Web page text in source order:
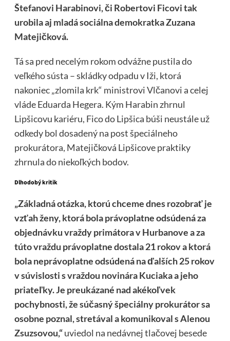
Štefanovi Harabinovi, či Robertovi Ficovi tak
urobila aj mladá sociálna demokratka Zuzana
Matejičková.
Tá sa pred necelým rokom odvážne pustila do
veľkého sústa – skládky odpadu v Iži, ktorá
nakoniec „zlomila krk“ ministrovi Vlčanovi a celej
vláde Eduarda Hegera. Kým Harabin zhrnul
Lipšicovu kariéru, Fico do Lipšica búši neustále už
odkedy bol dosadený na post špeciálneho
prokurátora, Matejičková Lipšicove praktiky
zhrnula do niekoľkých bodov.
Dlhodobý kritik
„Základná otázka, ktorú chceme dnes rozobrať je
vzťah ženy, ktorá bola právoplatne odsúdená za
objednávku vraždy primátora v Hurbanove a za
túto vraždu právoplatne dostala 21 rokov a ktorá
bola neprávoplatne odsúdená na ďalších 25 rokov
v súvislosti s vraždou novinára Kuciaka a jeho
priateľky. Je preukázané nad akékoľvek
pochybnosti, že súčasný špeciálny prokurátor sa
osobne poznal, stretával a komunikoval s Alenou
Zsuzsovou,“uviedol na nedávnej tlačovej besede